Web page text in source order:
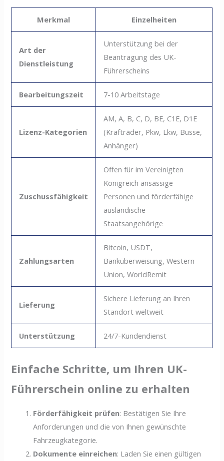
Merkmal Einzelheiten
Art der
Dienstleistung
Unterstützung bei der
Beantragung des UK-
Führerscheins
Bearbeitungszeit 7-10 Arbeitstage
Lizenz-Kategorien
AM, A, B, C, D, BE, C1E, D1E
(Krafträder, Pkw, Lkw, Busse,
Anhänger)
Zuschussfähigkeit
Offen für im Vereinigten
Königreich ansässige
Personen und förderfähige
ausländische
Staatsangehörige
Zahlungsarten
Bitcoin, USDT,
Banküberweisung, Western
Union, WorldRemit
Lieferung
Sichere Lieferung an Ihren
Standort weltweit
Unterstützung 24/7-Kundendienst
Einfache Schritte, um Ihren UK-
Führerschein online zu erhalten
Förderfähigkeit prüfen: Bestätigen Sie Ihre
Anforderungen und die von Ihnen gewünschte
Fahrzeugkategorie.
Dokumente einreichen: Laden Sie einen gültigen